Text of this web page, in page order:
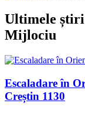
Ultimele
Mijlociu
Escaladare în
Creștin 1130